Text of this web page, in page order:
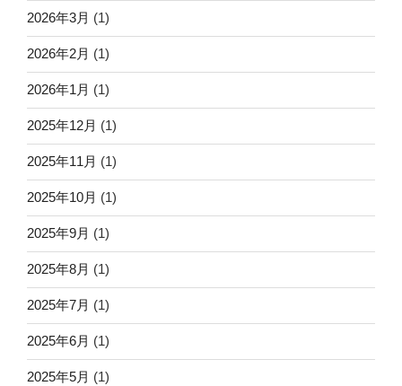
2026年3月 (1)
2026年2月 (1)
2026年1月 (1)
2025年12月 (1)
2025年11月 (1)
2025年10月 (1)
2025年9月 (1)
2025年8月 (1)
2025年7月 (1)
2025年6月 (1)
2025年5月 (1)